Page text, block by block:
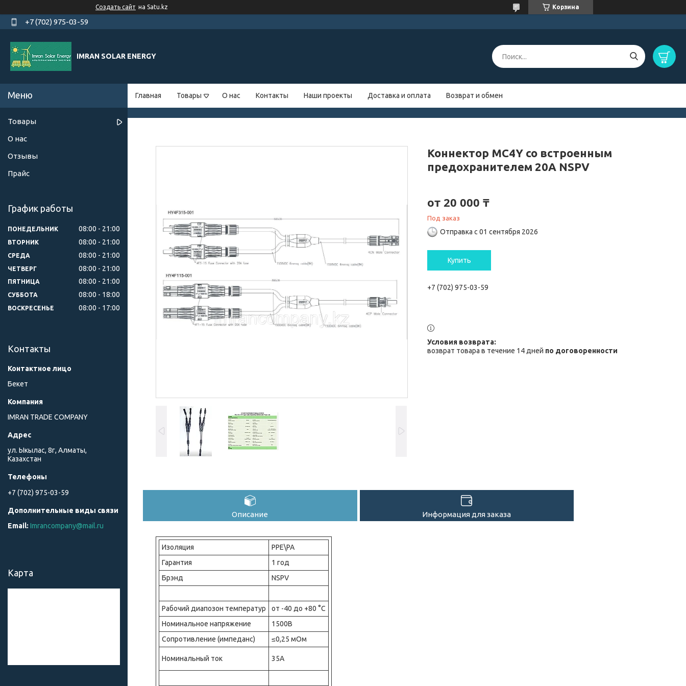
Создать сайт на Satu.kz Корзина
+7 (702) 975-03-59
IMRAN SOLAR ENERGY
Главная Товары О нас Контакты Наши проекты Доставка и оплата Возврат и обмен
Коннектор MC4Y со встроенным
предохранителем 20A NSPV
от 20 000 ₸
Под заказ
Отправка с 01 сентября 2026
Купить
+7 (702) 975-03-59
возврат товара в течение 14 дней по договоренности
Описание Информация для заказа
Изоляция
PPE\PA
Гарантия
1 год
Брэнд
NSPV
Рабочий диапозон температур
от -40 до +80 °С
Номинальное напряжение
1500В
Сопротивление (импеданс)
≤0,25 мОм
Номинальный ток 35А
Товары
О нас
Отзывы
Прайс
График работы
ПОНЕДЕЛЬНИК 08:00 21:00
ВТОРНИК 08:00 21:00
СРЕДА 08:00 21:00
ЧЕТВЕРГ 08:00 21:00
ПЯТНИЦА 08:00 21:00
СУББОТА 08:00 18:00
ВОСКРЕСЕНЬЕ 08:00 17:00
Контакты
Бекет
IMRAN TRADE COMPANY
ул. Ыкылас, 8г, Алматы,
Казахстан
+7 (702) 975-03-59
Imrancompany@mail.ru
Карта